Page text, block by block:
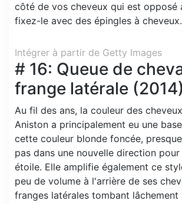
côté de vos cheveux qui est opposé
fixez-le avec des épingles à cheveux.
Intégrer à partir de Getty Images
# 16: Queue de
frange latérale (2014)
Au fil des ans, la couleur des
Aniston a principalement eu une
cette couleur blonde foncée,
pas dans une nouvelle direction pour
étoile. Elle amplifie également ce
peu de volume à l'arrière de ses
franges latérales tombant lâchement